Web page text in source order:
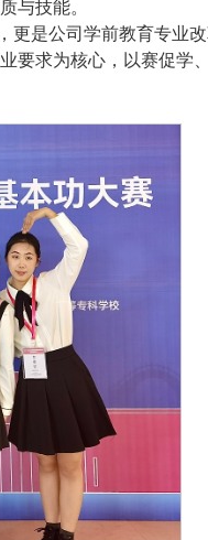
与技能。
更是公司学前教育专业
要求为核心，以赛促学